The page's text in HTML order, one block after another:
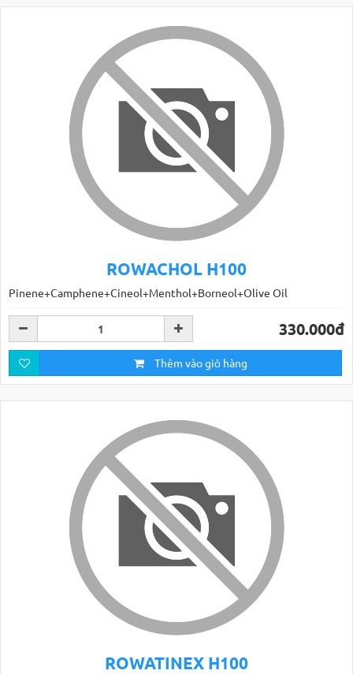
ROWACHOL H100
Pinene+Camphene+Cineol+Menthol+Borneol+Olive Oil
330.000đ
Thêm vào giỏ hàng
ROWATINEX H100